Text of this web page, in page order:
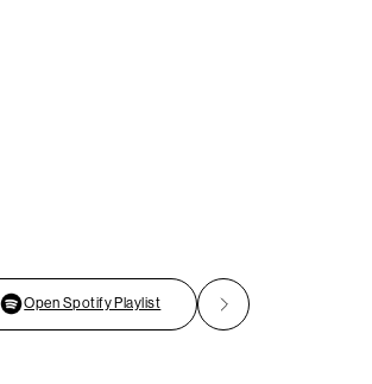
Open Spotify Playlist